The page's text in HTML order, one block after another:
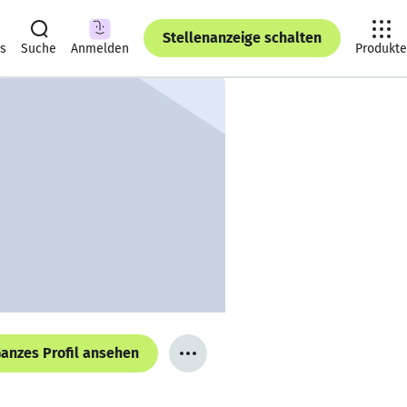
Suche Anmelden
Stellenanzeige schalten
Produkte
Profil ansehen